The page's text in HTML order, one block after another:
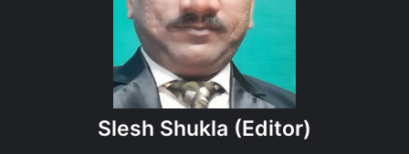
Slesh Shukla (Editor)